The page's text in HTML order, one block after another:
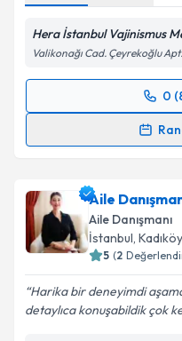
Hera İstanbul Vajinismus
Valikonağı Cad. Çeyrekoğlu
0
Randevu
takvim
E-posta Adresiniz
Kişisel
Aile
Aile Danışmanı
İstanbul, Kadıköy
5 (2
Harika bir deneyimdi
detaylıca konuşabildik çok